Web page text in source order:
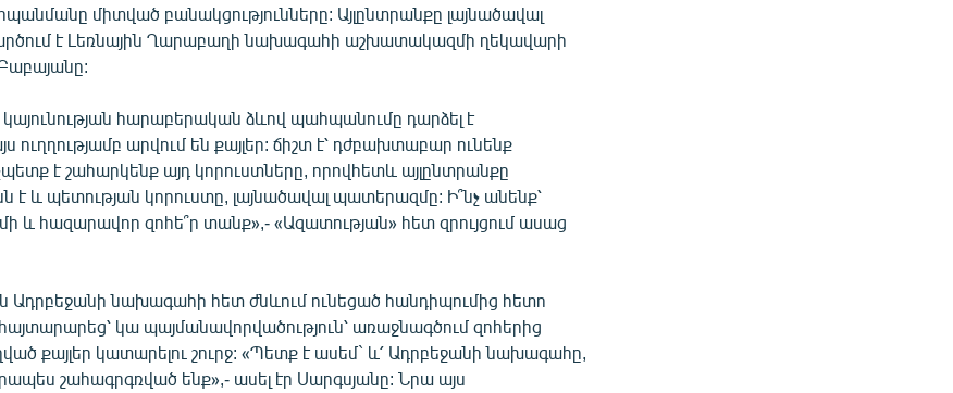
միտված բանակցությունները: Այլընտրանքը լայնածավալ
է Լեռնային Ղարաբաղի նախագահի աշխատակազմի ղեկավարի
հարաբերական ձևով պահպանումը դարձել է
ուղղությամբ արվում են քայլեր: ճիշտ է՝ դժբախտաբար ունենք
է շահարկենք այդ կորուստները, որովհետև այլընտրանքը
է և պետության կորուստը, լայնածավալ պատերազմը: Ի՞նչ անենք՝
և հազարավոր զոհե՞ր տանք»,- «Ազատության» հետ զրույցում ասաց
Ադրբեջանի նախագահի հետ ժնևում ունեցած հանդիպումից հետո
կա պայմանավորվածություն՝ առաջնագծում զոհերից
քայլեր կատարելու շուրջ: «Պետք է ասեմ` և՛ Ադրբեջանի նախագահը,
շահագրգռված ենք»,- ասել էր Սարգսյանը: Նրա այս